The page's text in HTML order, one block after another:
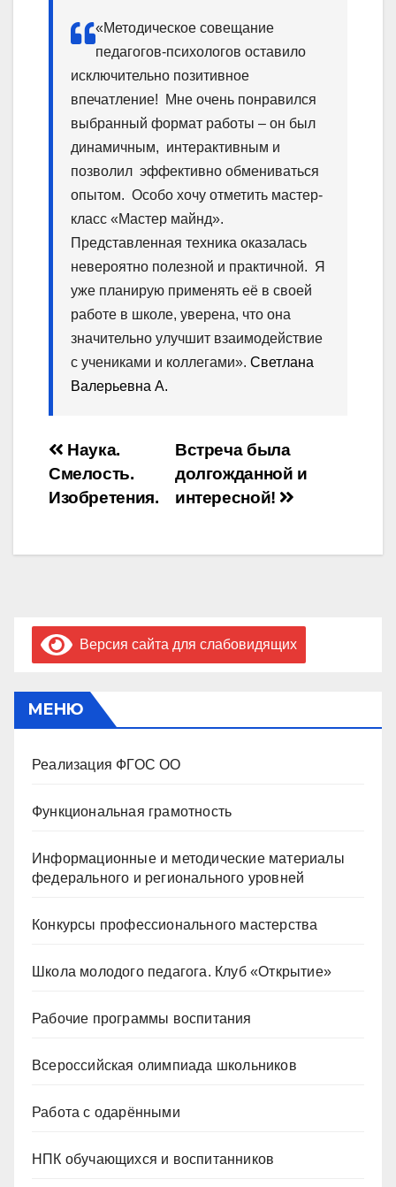
«Методическое совещание
педагогов-психологов оставило
исключительно позитивное
впечатление! Мне очень понравился
выбранный формат работы – он был
динамичным, интерактивным и
позволил эффективно обмениваться
опытом. Особо хочу отметить мастер-
класс «Мастер майнд».
Представленная техника оказалась
невероятно полезной и практичной. Я
уже планирую применять её в своей
работе в школе, уверена, что она
значительно улучшит взаимодействие
с учениками и коллегами». Светлана
Валерьевна А.
Навигация
по
Встреча была
долгожданной и
интересной!
Наука.
Смелость.
Изобретения.
Версия сайта для слабовидящих
МЕНЮ
Реализация ФГОС ОО
Функциональная грамотность
Информационные и методические материалы
федерального и регионального уровней
Конкурсы профессионального мастерства
Школа молодого педагога. Клуб «Открытие»
Рабочие программы воспитания
Всероссийская олимпиада школьников
Работа с одарёнными
НПК обучающихся и воспитанников